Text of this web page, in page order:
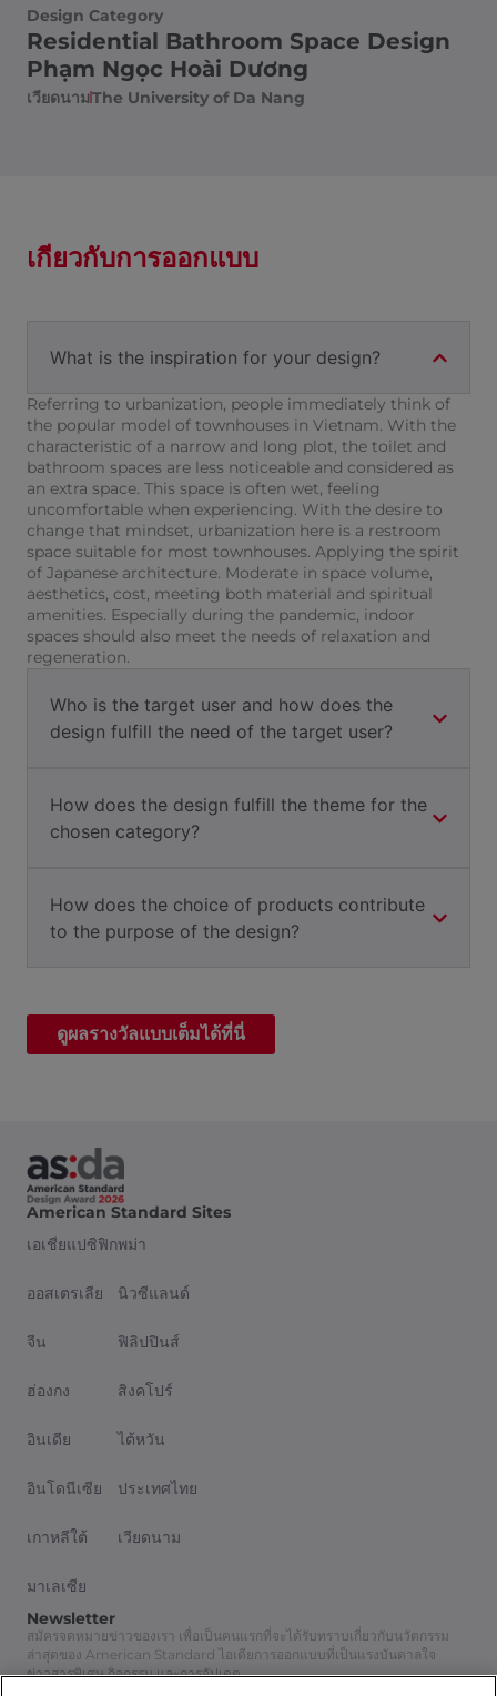
Design Category
Residential Bathroom Space Design
Phạm Ngọc Hoài Dương
เวียดนามThe University of Da Nang
เกี่ยวกับการออกแบบ
What is the inspiration for your design?
Referring to urbanization, people immediately think of
the popular model of townhouses in Vietnam. With the
characteristic of a narrow and long plot, the toilet and
bathroom spaces are less noticeable and considered as
an extra space. This space is often wet, feeling
uncomfortable when experiencing. With the desire to
change that mindset, urbanization here is a restroom
space suitable for most townhouses. Applying the spirit
of Japanese architecture. Moderate in space volume,
aesthetics, cost, meeting both material and spiritual
amenities. Especially during the pandemic, indoor
spaces should also meet the needs of relaxation and
regeneration.
Who is the target user and how does the
design fulfill the need of the target user?
How does the design fulfill the theme for the
chosen category?
How does the choice of products contribute
to the purpose of the design?
ดูผลรางวัลแบบเต็มได้ที่นี่
American Standard Sites
เอเชียแปซิฟิก
ออสเตรเลีย
จีน
ฮ่องกง
อินเดีย
อินโดนีเซีย
เกาหลีใต้
มาเลเซีย
พม่า
นิวซีแลนด์
ฟิลิปปินส์
สิงคโปร์
ไต้หวัน
ประเทศไทย
เวียดนาม
Newsletter
สมัครจดหมายข่าวของเรา เพื่อเป็นคนแรกที่จะได้รับทราบเกี่ยวกับนวัตกรรม
ล่าสุดของ American Standard ไอเดียการออกแบบที่เป็นแรงบันดาลใจ
ข่าวสารพิเศษ กิจกรรม และการอัปเดต